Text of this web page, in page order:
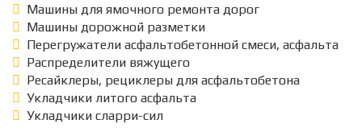
Машины для ямочного ремонта дорог
Машины дорожной разметки
Перегружатели асфальтобетонной смеси, асфальта
Распределители вяжущего
Ресайклеры, рециклеры для асфальтобетона
Укладчики литого асфальта
Укладчики сларри-сил